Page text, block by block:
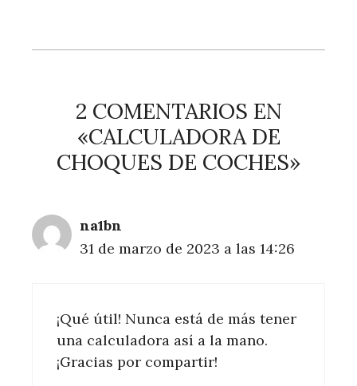
2 COMENTARIOS EN
«CALCULADORA DE
CHOQUES DE COCHES»
na1bn
31 de marzo de 2023 a las 14:26
¡Qué útil! Nunca está de más tener
una calculadora así a la mano.
¡Gracias por compartir!